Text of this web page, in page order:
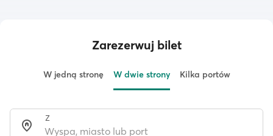
Zarezerwuj bilet
W jedną stronę W dwie strony Kilka portów
Z